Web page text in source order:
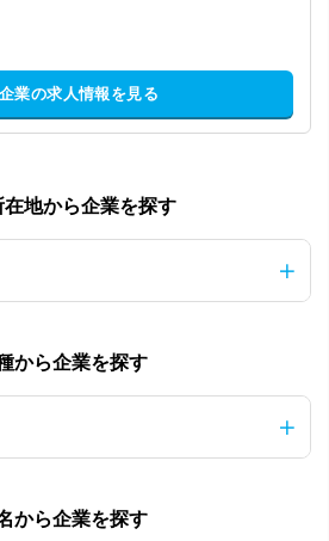
企業の求人情報を見る
在地から企業を探す
から企業を探す
から企業を探す